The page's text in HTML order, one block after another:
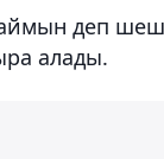
деп
алады.